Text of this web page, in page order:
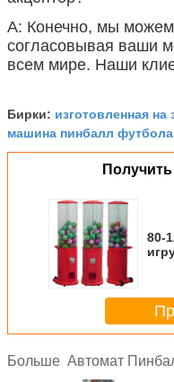
А: Конечно, мы
согласовывая ваши
всем мире. Наши
Бирки: изготовленная
машина пинбалл футбола
80-
Больше Автомат